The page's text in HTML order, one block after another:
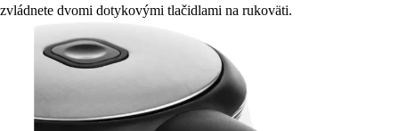
zvládnete dvomi dotykovými tlačidlami na rukoväti.